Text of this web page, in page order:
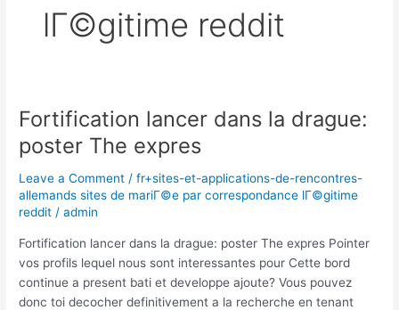
lГ©gitime reddit
Fortification lancer dans la drague:
poster The expres
Leave a Comment /fr+sites-et-applications-de-rencontres-
allemands sites de mariГ©e par correspondance lГ©gitime
reddit /admin
Fortification lancer dans la drague: poster The expres Pointer
vos profils lequel nous sont interessantes pour Cette bord
continue a present bati et developpe ajoute? Vous pouvez
donc toi decocher definitivement a la recherche en tenant
Fortification
dans
la
drague:
poster
expres